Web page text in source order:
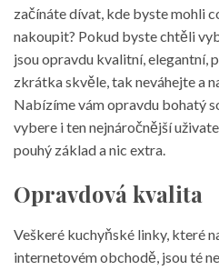
začínáte dívat, kde byste mohli
nakoupit? Pokud byste chtěli
jsou opravdu kvalitní, elegantní,
zkrátka skvěle, tak neváhejte a
Nabízíme vám opravdu bohatý
vybere i ten nejnáročnější
pouhý základ a nic extra.
Opravdová kvalita
Veškeré kuchyňské linky, které
internetovém obchodě, jsou té